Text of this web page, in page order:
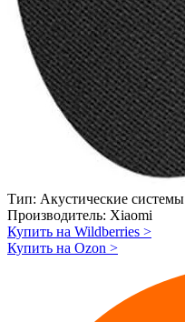
Тип: Акустические системы
Производитель: Xiaomi
Купить на Wildberries >
Купить на Ozon >